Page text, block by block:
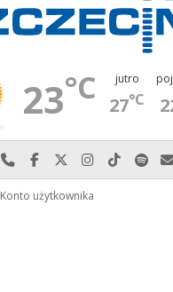
23°C jutro
27°C
Najlepiej po prostu do nas
Odwiedź nas na
Odwiedź nas na X
Odwiedź
Konto użytkownika